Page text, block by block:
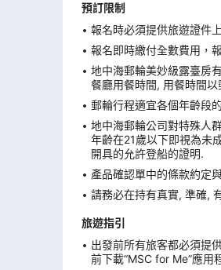
預訂限制
報名時必須提供旅遊證件
報名即時繳付全數費用，
地中海郵輪美妙級露臺房
餐廳用餐時間, 用餐時間
郵輪行程適宜各個年齡段
地中海郵輪公司對特殊人
年齡在21歲以下即視為未
開具的允許登船的證明.
產品確認單中的條款約定
請務必在持有真實, 準確,
旅遊指引
出發前所有旅客都必須提
前下載“MSC for Me”應用